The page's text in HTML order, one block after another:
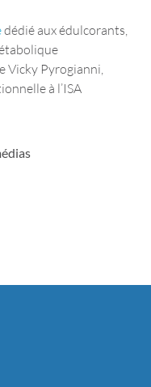
dédié aux édulcorants,
Vicky Pyrogianni,
à l’ISA